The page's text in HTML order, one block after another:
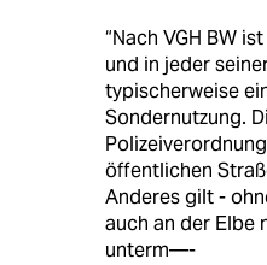
“Nach VGH BW
und in jeder
typischerweise
Sondernutzung.
öffentlichen
Anderes gilt -
auch an der Elbe
unterm—-